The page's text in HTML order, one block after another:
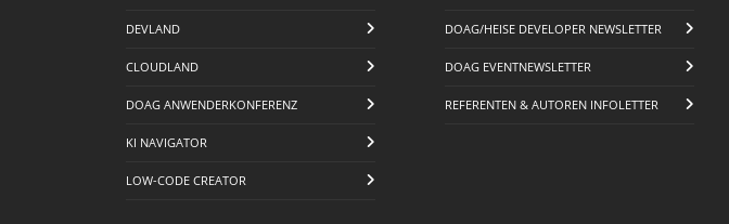
DEVLAND
CLOUDLAND
DOAG ANWENDERKONFERENZ
KI NAVIGATOR
LOW-CODE CREATOR
DOAG/HEISE DEVELOPER NEWSLETTER
DOAG EVENTNEWSLETTER
REFERENTEN & AUTOREN INFOLETTER